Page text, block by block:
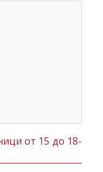
от 15 до 18-